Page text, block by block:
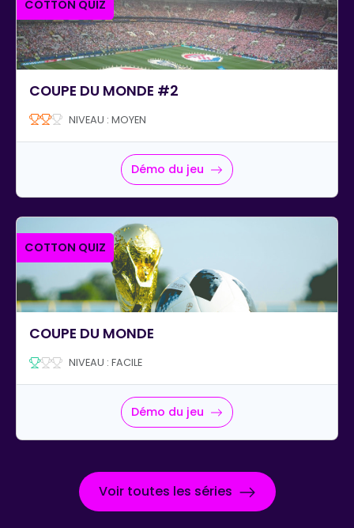
COTTON QUIZ
COUPE DU MONDE #2
NIVEAU : MOYEN
Démo du jeu
COTTON QUIZ
COUPE DU MONDE
NIVEAU : FACILE
Démo du jeu
Voir toutes les séries